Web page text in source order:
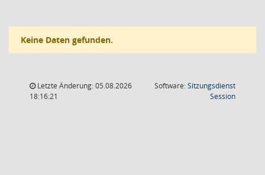
Keine Daten gefunden.
Letzte Änderung: 05.08.2026
18:16:21
Software:Sitzungsdienst
Session(Wird in